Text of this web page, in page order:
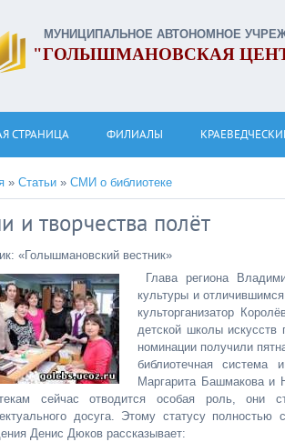
МУНИЦИПАЛЬНОЕ АВТОНОМНОЕ
"ГОЛЫШМАНОВСКАЯ
СТРАНИЦА ФИЛИАЛЫ
» Статьи » СМИ о библиотеке
и творчества полёт
«Голышмановский вестник»
Глава региона
культуры и
культорганизатор
детской школы
номинации получили
библиотечная система
Маргарита Башмакова и
сейчас отводится особая роль, они
досуга. Этому статусу полностью
Денис Дюков рассказывает: